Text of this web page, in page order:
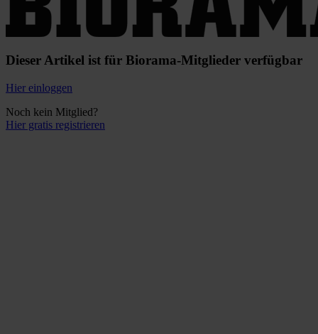
Dieser Artikel ist für Biorama-Mitglieder verfügbar
Hier einloggen
Noch kein Mitglied?
Hier gratis registrieren